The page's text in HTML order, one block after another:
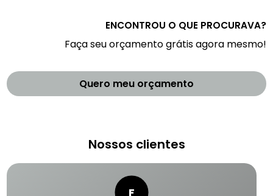
ENCONTROU O QUE PROCURAVA?
Faça seu orçamento grátis agora mesmo!
Quero meu orçamento
Nossos clientes